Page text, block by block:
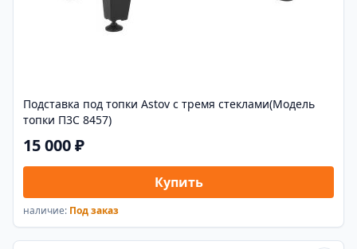
Подставка под топки Astov с тремя стеклами(Модель
топки П3С 8457)
15 000 ₽
Купить
наличие: Под заказ